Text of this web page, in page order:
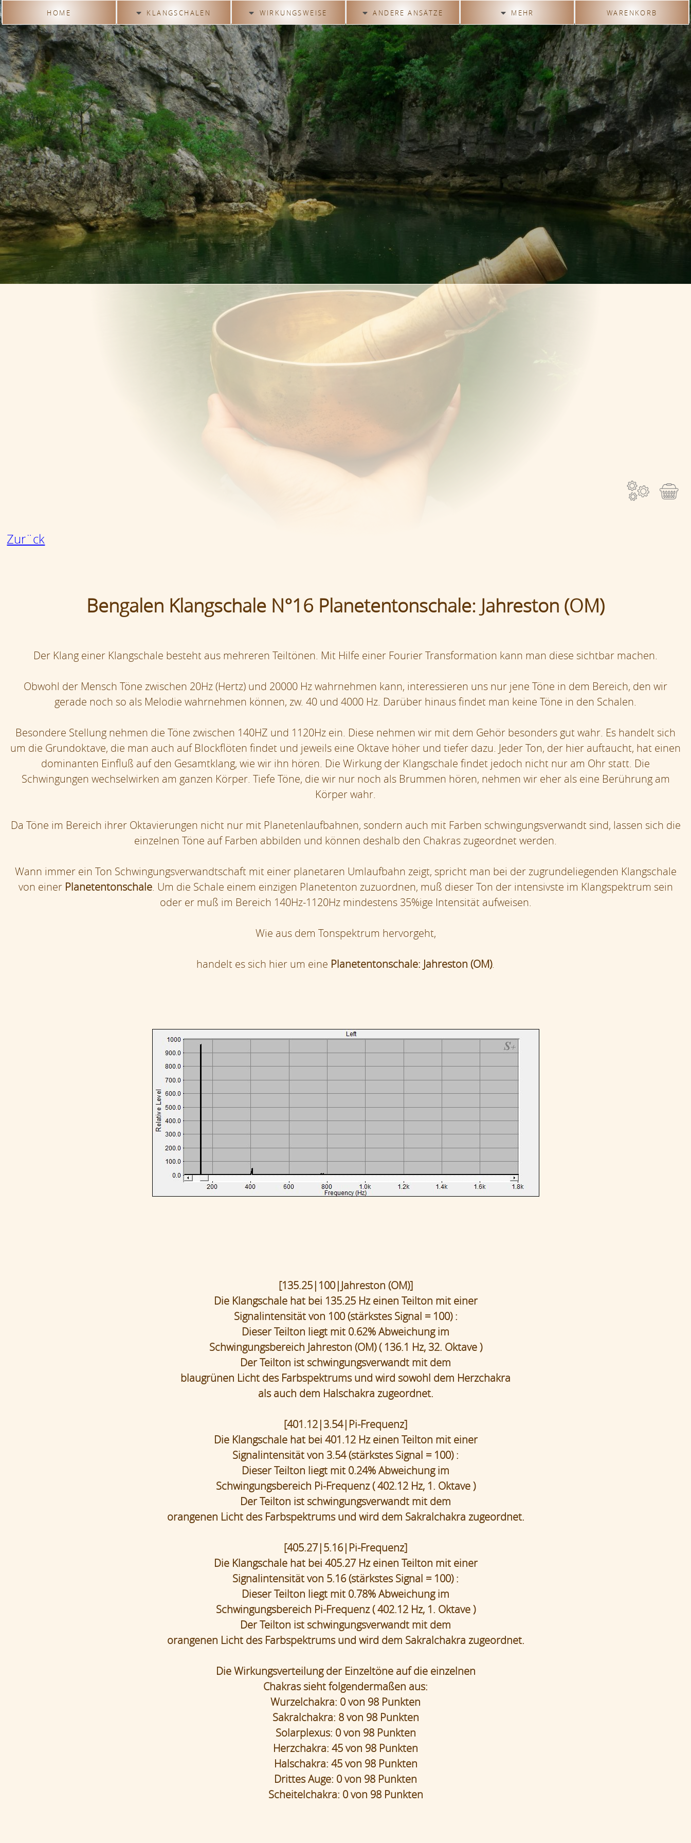
HOME KLANGSCHALEN
Nach Typen
Nach Sternzeichen
Nach Chakren
Nach Themen
Nach Planetentönen
WIRKUNGSWEISE
Klangschalen und
Chakren
Was ist ein Chakra?
Chakra Blockaden
Chakra Klangschalen
ANDERE ANSÄTZE
Astrologie
Planetentöne
Sternzeichen
Klangschalen
Einführung
MEHR
Klangerzeugung
Herstellung Videos
Gästebuch
Anfahrt
WARENKORB
Zur¨ck
Bengalen Klangschale N°16 Planetentonschale: Jahreston (OM)
Der Klang einer Klangschale besteht aus mehreren Teiltönen. Mit Hilfe einer Fourier Transformation kann man diese sichtbar machen.
Obwohl der Mensch Töne zwischen 20Hz (Hertz) und 20000 Hz wahrnehmen kann, interessieren uns nur jene Töne in dem Bereich, den wir
gerade noch so als Melodie wahrnehmen können, zw. 40 und 4000 Hz. Darüber hinaus findet man keine Töne in den Schalen.
Besondere Stellung nehmen die Töne zwischen 140HZ und 1120Hz ein. Diese nehmen wir mit dem Gehör besonders gut wahr. Es handelt sich
um die Grundoktave, die man auch auf Blockflöten findet und jeweils eine Oktave höher und tiefer dazu. Jeder Ton, der hier auftaucht, hat einen
dominanten Einfluß auf den Gesamtklang, wie wir ihn hören. Die Wirkung der Klangschale findet jedoch nicht nur am Ohr statt. Die
Schwingungen wechselwirken am ganzen Körper. Tiefe Töne, die wir nur noch als Brummen hören, nehmen wir eher als eine Berührung am
Körper wahr.
Da Töne im Bereich ihrer Oktavierungen nicht nur mit Planetenlaufbahnen, sondern auch mit Farben schwingungsverwandt sind, lassen sich die
einzelnen Töne auf Farben abbilden und können deshalb den Chakras zugeordnet werden.
Wann immer ein Ton Schwingungsverwandtschaft mit einer planetaren Umlaufbahn zeigt, spricht man bei der zugrundeliegenden Klangschale
von einer Planetentonschale. Um die Schale einem einzigen Planetenton zuzuordnen, muß dieser Ton der intensivste im Klangspektrum sein
oder er muß im Bereich 140Hz-1120Hz mindestens 35%ige Intensität aufweisen.
Wie aus dem Tonspektrum hervorgeht,
handelt es sich hier um eine Planetentonschale: Jahreston (OM).
[135.25|100|Jahreston (OM)]
Die Klangschale hat bei 135.25 Hz einen Teilton mit einer
Signalintensität von 100 (stärkstes Signal = 100) :
Dieser Teilton liegt mit 0.62% Abweichung im
Schwingungsbereich Jahreston (OM) ( 136.1 Hz, 32. Oktave )
Der Teilton ist schwingungsverwandt mit dem
blaugrünen Licht des Farbspektrums und wird sowohl dem Herzchakra
als auch dem Halschakra zugeordnet.
[401.12|3.54|Pi-Frequenz]
Die Klangschale hat bei 401.12 Hz einen Teilton mit einer
Signalintensität von 3.54 (stärkstes Signal = 100) :
Dieser Teilton liegt mit 0.24% Abweichung im
Schwingungsbereich Pi-Frequenz ( 402.12 Hz, 1. Oktave )
Der Teilton ist schwingungsverwandt mit dem
orangenen Licht des Farbspektrums und wird dem Sakralchakra zugeordnet.
[405.27|5.16|Pi-Frequenz]
Die Klangschale hat bei 405.27 Hz einen Teilton mit einer
Signalintensität von 5.16 (stärkstes Signal = 100) :
Dieser Teilton liegt mit 0.78% Abweichung im
Schwingungsbereich Pi-Frequenz ( 402.12 Hz, 1. Oktave )
Der Teilton ist schwingungsverwandt mit dem
orangenen Licht des Farbspektrums und wird dem Sakralchakra zugeordnet.
Die Wirkungsverteilung der Einzeltöne auf die einzelnen
Chakras sieht folgendermaßen aus:
Wurzelchakra: 0 von 98 Punkten
Sakralchakra: 8 von 98 Punkten
Solarplexus: 0 von 98 Punkten
Herzchakra: 45 von 98 Punkten
Halschakra: 45 von 98 Punkten
Drittes Auge: 0 von 98 Punkten
Scheitelchakra: 0 von 98 Punkten